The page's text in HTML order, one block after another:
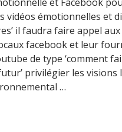
vidéos émotionnelles et
il faudra faire appel
facebook et leur
de type ‘comment
privilégier les visions
…